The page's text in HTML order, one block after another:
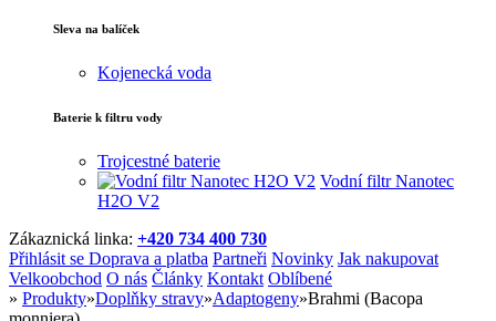
Sleva na balíček
Kojenecká voda
Baterie k filtru vody
Trojcestné baterie
Vodní filtr Nanotec
H2O V2
Zákaznická linka: +420 734 400 730
Přihlásit se Doprava a platba Partneři Novinky Jak nakupovat
Velkoobchod O nás Články Kontakt Oblíbené
» Produkty»Doplňky stravy»Adaptogeny»Brahmi (Bacopa